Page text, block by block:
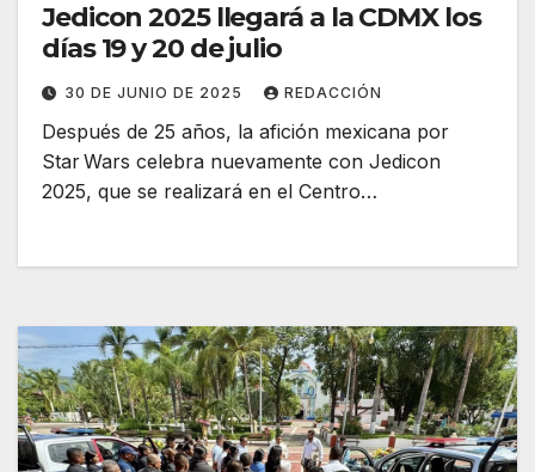
Jedicon 2025 llegará a la CDMX los
días 19 y 20 de julio
30 DE JUNIO DE 2025 REDACCIÓN
Después de 25 años, la afición mexicana por
Star Wars celebra nuevamente con Jedicon
2025, que se realizará en el Centro…